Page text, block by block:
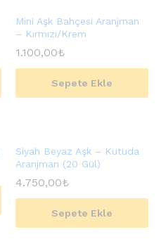
Mini Aşk Bahçesi Aranjman
– Kırmızı/Krem
1.100,00₺
Sepete Ekle
Siyah Beyaz Aşk – Kutuda
Aranjman (20 Gül)
4.750,00₺
Sepete Ekle